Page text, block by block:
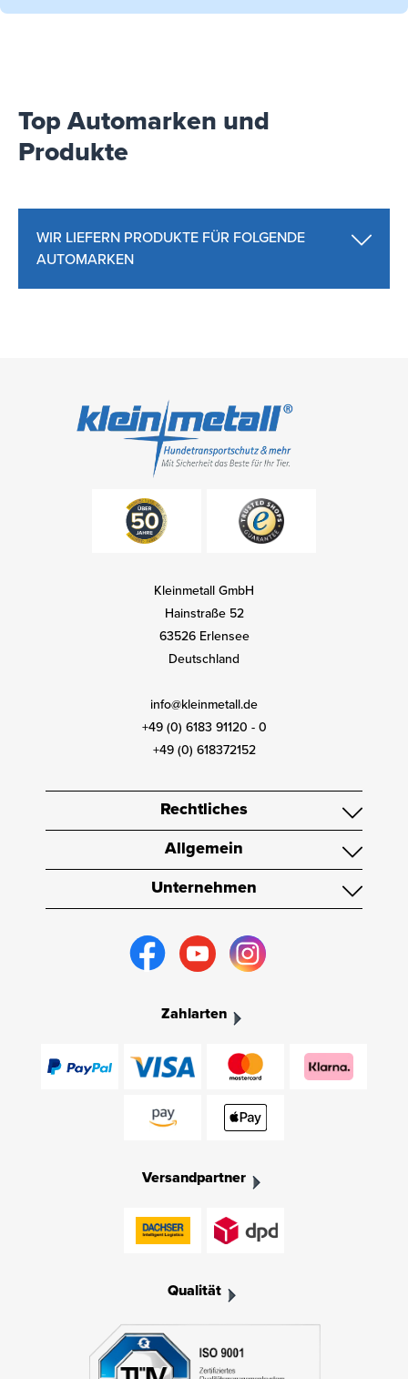
Top Automarken und
Produkte
WIR LIEFERN PRODUKTE FÜR FOLGENDE
AUTOMARKEN
Kleinmetall GmbH
Hainstraße 52
63526 Erlensee
Deutschland
info@kleinmetall.de
+49 (0) 6183 91120 - 0
+49 (0) 618372152
Rechtliches
Allgemein
Unternehmen
Zahlarten
Versandpartner
Qualität